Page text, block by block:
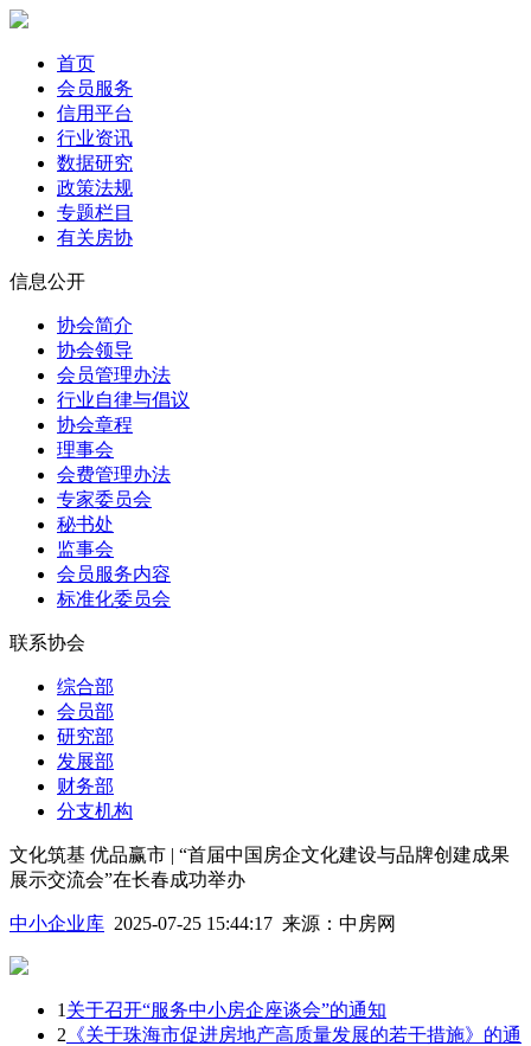
首页
会员服务
信用平台
行业资讯
数据研究
政策法规
专题栏目
有关房协
信息公开
协会简介
协会领导
会员管理办法
行业自律与倡议
协会章程
理事会
会费管理办法
专家委员会
秘书处
监事会
会员服务内容
标准化委员会
联系协会
综合部
会员部
研究部
发展部
财务部
分支机构
文化筑基 优品赢市 | “首届中国房企文化建设与品牌创建成果
展示交流会”在长春成功举办
中小企业库 2025-07-25 15:44:17 来源： 中房网
1 关于召开“服务中小房企座谈会”的通知
2 《关于珠海市促进房地产高质量发展的若干措施》的通